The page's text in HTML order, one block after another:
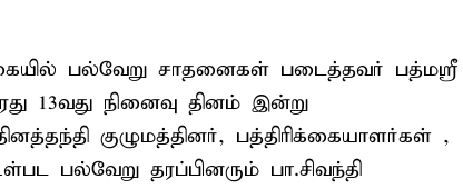
பல்வேறு சாதனைகள் படைத்தவர் பத்மஸ்ரீ
13வது நினைவு தினம் இன்று
குழுமத்தினர், பத்திரிக்கையாளர்கள் ,
பல்வேறு தரப்பினரும் பா.சிவந்தி